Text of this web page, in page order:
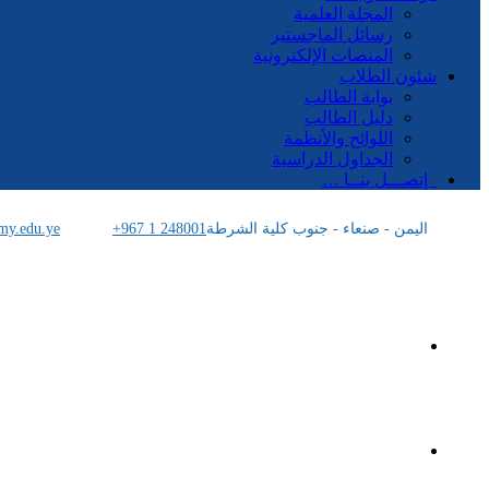
المجلة العلمية
رسائل الماجستير
المنصات الإلكترونية
شئون الطلاب
بوابة الطالب
دليل الطالب
اللوائح والأنظمة
الجداول الدراسية
إتصـــل بنــا …
اليمن - صنعاء - جنوب كلية الشرطة+967 1 248001